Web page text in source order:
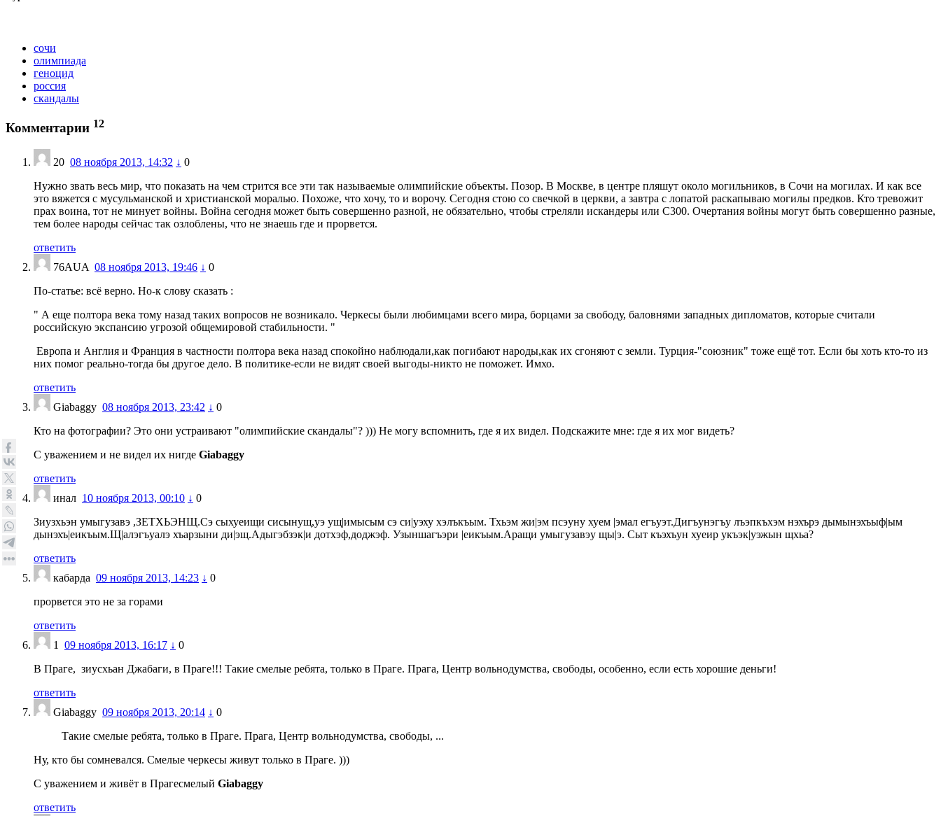
сочи
олимпиада
геноцид
россия
скандалы
Комментарии 12
20 08 ноября 2013, 14:32 ↓ 0
Нужно звать весь мир, что показать на чем стрится все эти так называемые олимпийские объекты. Позор. В Москве, в центре пляшут около могильников, в Сочи на могилах. И как все
это вяжется с мусульманской и христианской моралью. Похоже, что хочу, то и ворочу. Сегодня стою со свечкой в церкви, а завтра с лопатой раскапываю могилы предков. Кто тревожит
прах воина, тот не минует войны. Война сегодня может быть совершенно разной, не обязательно, чтобы стреляли искандеры или С300. Очертания войны могут быть совершенно разные,
тем более народы сейчас так озлоблены, что не знаешь где и прорвется.
ответить
76AUA 08 ноября 2013, 19:46 ↓ 0
По-статье: всё верно. Но-к слову сказать :
" А еще полтора века тому назад таких вопросов не возникало. Черкесы были любимцами всего мира, борцами за свободу, баловнями западных дипломатов, которые считали
российскую экспансию угрозой общемировой стабильности. "
Европа и Англия и Франция в частности полтора века назад спокойно наблюдали,как погибают народы,как их сгоняют с земли. Турция-"союзник" тоже ещё тот. Если бы хоть кто-то из
них помог реально-тогда бы другое дело. В политике-если не видят своей выгоды-никто не поможет. Имхо.
ответить
Giabaggy 08 ноября 2013, 23:42 ↓ 0
Кто на фотографии? Это они устраивают "олимпийские скандалы"? ))) Не могу вспомнить, где я их видел. Подскажите мне: где я их мог видеть?
С уважением и не видел их нигде Giabaggy
ответить
инал 10 ноября 2013, 00:10 ↓ 0
Зиузхьэн умыгузавэ ,ЗЕТХЬЭНЩ.Сэ сыхуеищи сисынущ,уэ ущ|имысым сэ си|уэху хэлъкъым. Тхьэм жи|эм псэуну хуем |эмал егъуэт.Дигъунэгъу лъэпкъхэм нэхърэ дымынэхъыф|ым
дынэхъ|еикъым.Щ|алэгъуалэ хъарзыни ди|эщ.Адыгэбзэк|и дотхэф,доджэф. Узыншагъэри |еикъым.Аращи умыгузавэу щы|э. Сыт къэхъун хуеир укъэк|уэжын щхьа?
ответить
кабарда 09 ноября 2013, 14:23 ↓ 0
прорвется это не за горами
ответить
1
09 ноября 2013, 16:17 ↓ 0
В Праге, зиусхьан Джабаги, в Праге!!! Такие смелые ребята, только в Праге. Прага, Центр вольнодумства, свободы, особенно, если есть хорошие деньги!
ответить
Giabaggy 09 ноября 2013, 20:14 ↓ 0
Такие смелые ребята, только в Праге. Прага, Центр вольнодумства, свободы, ...
Ну, кто бы сомневался. Смелые черкесы живут только в Праге. )))
С уважением и живёт в Прагесмелый Giabaggy
ответить